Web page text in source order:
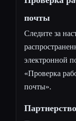
почты
Следите за
электронной
«Проверка
почты».